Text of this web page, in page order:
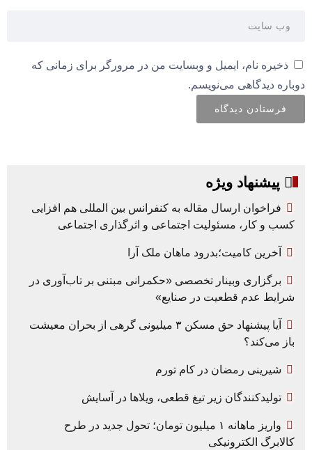
ذخیره نام، ایمیل و وبسایت من در مرورگر برای زمانی که
دوباره دیدگاهی می‌نویسم.
پیشنهاد ویژه
فراخوان ارسال مقاله به کنفرانس بین المللی هم افزایی
کسب و کار، مسئولیت اجتماعی و اثرگذاری اجتماعی
آخرین کامیت؛بدرود ماهان ملک آرا
برگزاری وبینار تخصصی «حکمرانی مبتنی بر تاب‌آوری در
شرایط عدم قطعیت در صنایع»
آیا پیشنهاد حق مسکن ۳ میلیونی گرهی از بحران معیشت
باز می‌کند؟
شیرینی رمضان در کام تورم
تولیدکنندگان زیر تیغ قطعی، ویلاها در آسایش
واریز ماهانه ۱ میلیون تومان؛ تحول جدید در طرح
کالابرگ الکترونیکی